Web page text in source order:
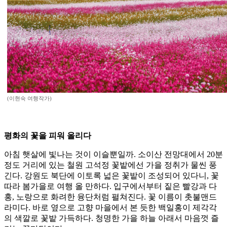
(이현숙 여행작가)
평화의 꽃을 피워 올리다
아침 햇살에 빛나는 것이 이슬뿐일까. 소이산 전망대에서 20분
정도 거리에 있는 철원 고석정 꽃밭에선 가을 정취가 물씬 풍
긴다. 강원도 북단에 이토록 넓은 꽃밭이 조성되어 있다니, 꽃
따라 봄가을로 여행 올 만하다. 입구에서부터 짙은 빨강과 다
홍, 노랑으로 화려한 융단처럼 펼쳐진다. 꽃 이름이 촛불맨드
라미다. 바로 옆으로 고향 마을에서 본 듯한 백일홍이 제각각
의 색깔로 꽃밭 가득하다. 청명한 가을 하늘 아래서 마음껏 즐